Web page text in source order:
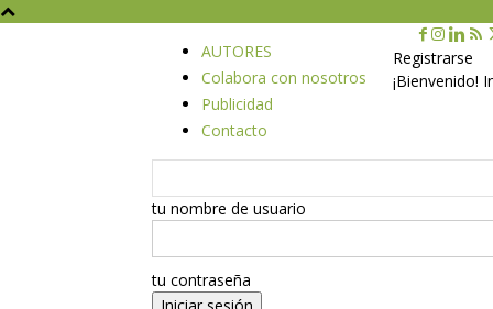
AUTORES
Colabora con nosotros
Publicidad
Contacto
Registrarse
¡Bienvenido!
tu nombre de usuario
tu contraseña